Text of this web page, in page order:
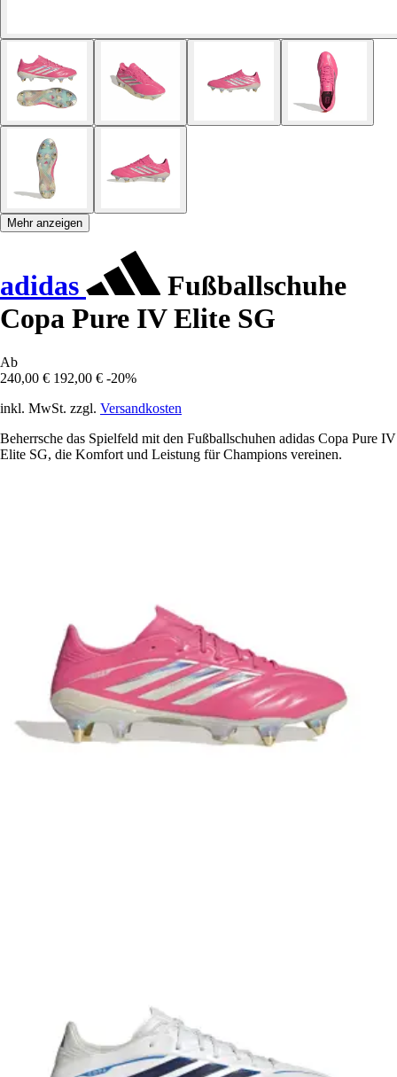
Mehr anzeigen
adidas
Fußballschuhe
Copa Pure IV Elite SG
Ab
240,00 € 192,00 € -20%
inkl. MwSt. zzgl. Versandkosten
Beherrsche das Spielfeld mit den Fußballschuhen adidas Copa Pure IV
Elite SG, die Komfort und Leistung für Champions vereinen.